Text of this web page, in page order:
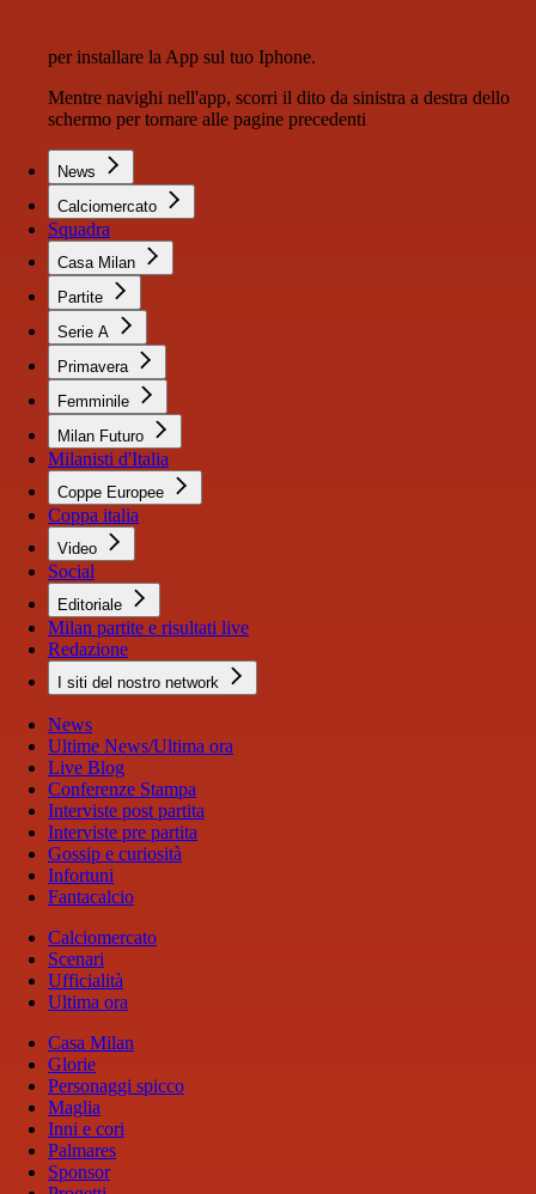
per installare la App sul tuo Iphone.
Mentre navighi nell'app, scorri il dito da sinistra a destra dello
schermo per tornare alle pagine precedenti
News
Calciomercato
Squadra
Casa Milan
Partite
Serie A
Primavera
Femminile
Milan Futuro
Milanisti d'Italia
Coppe Europee
Coppa italia
Video
Social
Editoriale
Milan partite e risultati live
Redazione
I siti del nostro network
News
Ultime News/Ultima ora
Live Blog
Conferenze Stampa
Interviste post partita
Interviste pre partita
Gossip e curiosità
Infortuni
Fantacalcio
Calciomercato
Scenari
Ufficialità
Ultima ora
Casa Milan
Glorie
Personaggi spicco
Maglia
Inni e cori
Palmares
Sponsor